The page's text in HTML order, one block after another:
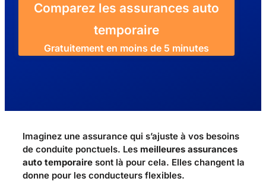
Comparez les assurances auto
temporaire
Gratuitement en moins de 5 minutes
Imaginez une assurance qui s’ajuste à vos besoins
de conduite ponctuels. Les meilleures assurances
auto temporaire sont là pour cela. Elles changent la
donne pour les conducteurs flexibles.